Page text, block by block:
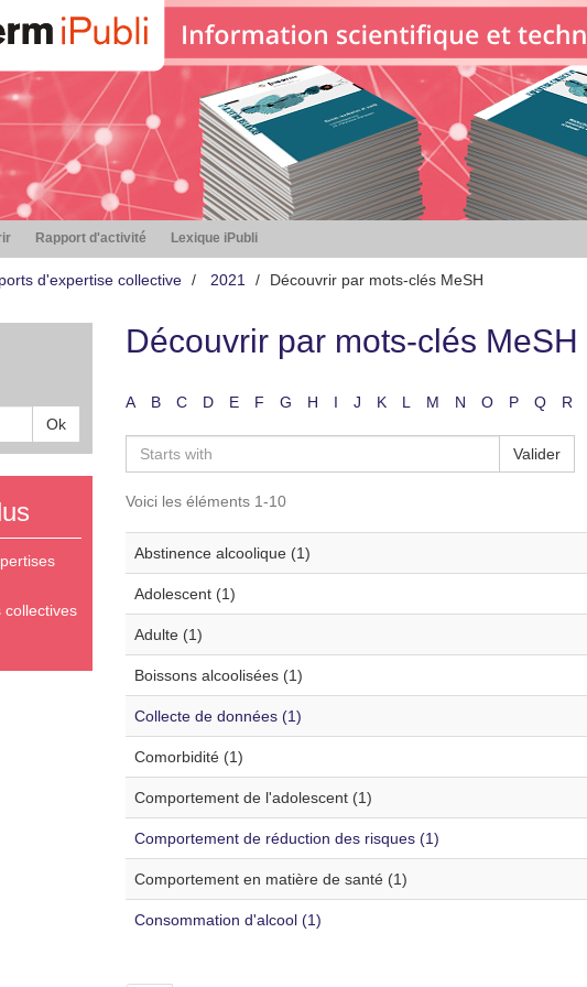
Rapport d'activité Lexique iPubli
d'expertise collective 2021 Découvrir par mots-clés MeSH
Ok
collectives
Découvrir par mots-clés MeSH
A B C D E F G H I J K L M N O P Q R
Valider
Voici les éléments 1-10
Abstinence alcoolique (1)
Adolescent (1)
Adulte (1)
Boissons alcoolisées (1)
Collecte de données (1)
Comorbidité (1)
Comportement de l'adolescent (1)
Comportement de réduction des risques (1)
Comportement en matière de santé (1)
Consommation d'alcool (1)